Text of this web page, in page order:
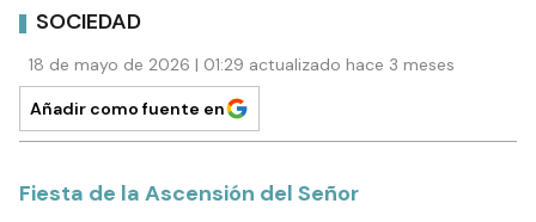
SOCIEDAD
18 de mayo de 2026 | 01:29 actualizado hace 3 meses
Añadir como fuente en
Fiesta de la Ascensión del Señor